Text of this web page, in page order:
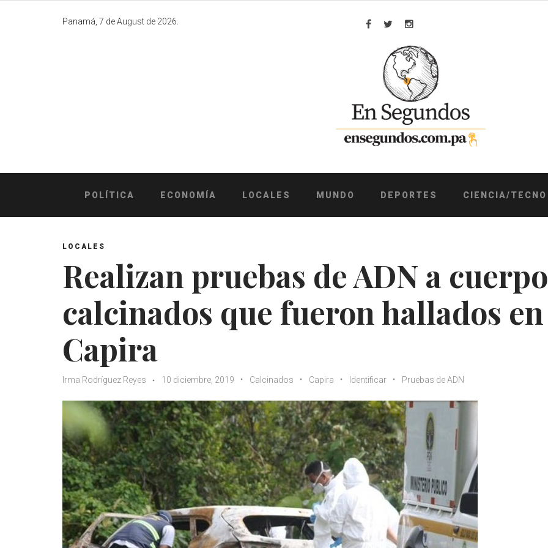
Panamá, 7 de August de 2026.
Facebook
TwitterInstagram
POLÍTICA ECONOMÍA LOCALES MUNDO DEPORTES CIENCIA/TECNO
LOCALES
Realizan pruebas de ADN a
calcinados que fueron hallados en
Capira
Irma Rodríguez Reyes 10 diciembre, 2019 Calcinados Capira Identificar Pruebas de ADN